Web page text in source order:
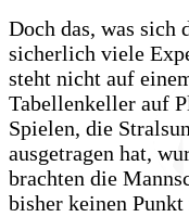
Doch das, was sich
sicherlich viele
steht nicht auf
Tabellenkeller auf
Spielen, die
ausgetragen hat,
brachten die
bisher keinen